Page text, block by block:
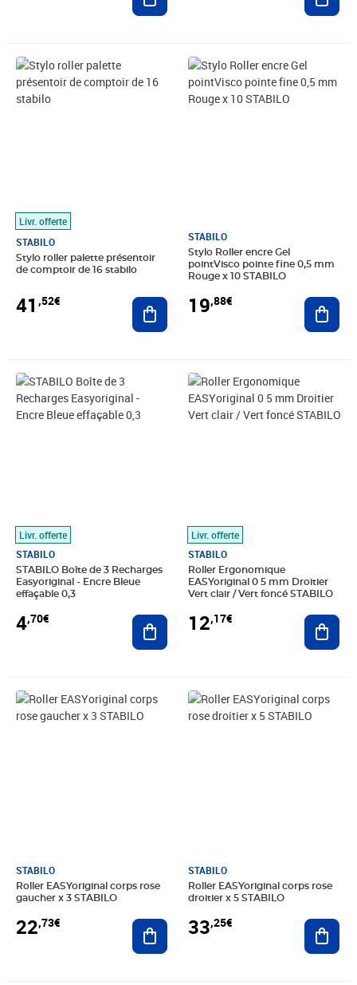
Livr. offerte
STABILO
Stylo roller palette présentoir
de comptoir de 16 stabilo
41 ,52€
Prix 41,52€
Ajouter au panier
STABILO
Stylo Roller encre Gel
pointVisco pointe fine 0,5 mm
Rouge x 10 STABILO
19,88€
Prix 19,88€
Livr. offerte
STABILO
STABILO Boîte de 3 Recharges
Easyoriginal - Encre Bleue
effaçable 0,3
4,70€
Prix 4,70€
Ajouter au panier
Livr. offerte
STABILO
Roller Ergonomique
EASYoriginal 0 5 mm Droitier
Vert clair / Vert foncé STABILO
12,17€
Prix 12,17€
STABILO
Roller EASYoriginal corps rose
gaucher x 3 STABILO
22,73€
Prix 22,73€
Ajouter au panier
STABILO
Roller EASYoriginal corps rose
droitier x 5 STABILO
33,25€
Prix 33,25€